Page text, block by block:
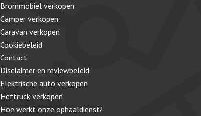
Brommobiel verkopen
Camper verkopen
Caravan verkopen
Cookiebeleid
Contact
Disclaimer en reviewbeleid
Elektrische auto verkopen
Heftruck verkopen
Hoe werkt onze ophaaldienst?